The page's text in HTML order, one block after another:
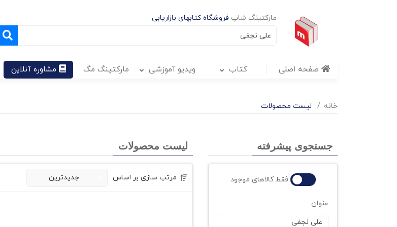
مارکتینگ شاپ فروشگاه کتابهای بازاریابی
صفحه اصلی کتاب ویدیو آموزشی مارکتینگ مگ مشاوره آنلاین
خانه لیست محصولات
جستجوی پیشرفته
فقط کالاهای موجود
عنوان
لیست محصولات
مرتب سازی بر اساس: جدیدترین